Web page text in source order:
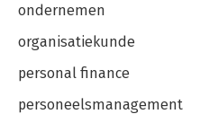
ondernemen
organisatiekunde
personal finance
personeelsmanagement